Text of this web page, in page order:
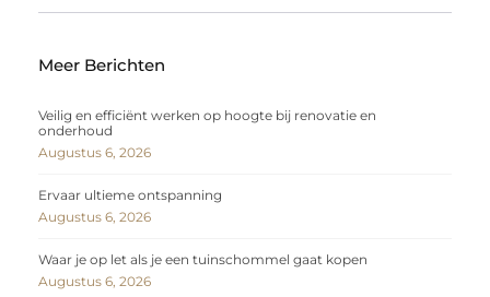
Meer Berichten
Veilig en efficiënt werken op hoogte bij renovatie en
onderhoud
Augustus 6, 2026
Ervaar ultieme ontspanning
Augustus 6, 2026
Waar je op let als je een tuinschommel gaat kopen
Augustus 6, 2026